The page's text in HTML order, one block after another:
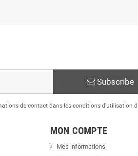
Subscribe
de contact dans les conditions d'utilisation
MON COMPTE
Mes informations